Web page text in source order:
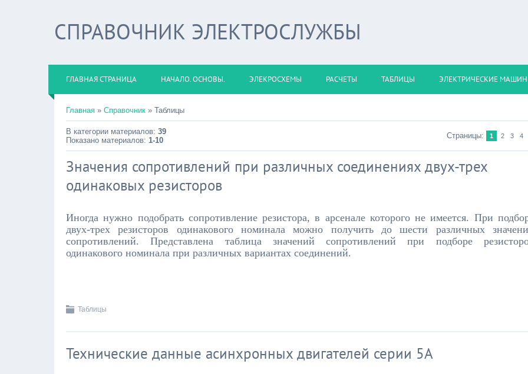
СПРАВОЧНИК ЭЛЕКТРОСЛУЖБЫ
ГЛАВНАЯ СТРАНИЦА НАЧАЛО. ОСНОВЫ. ЭЛЕКРОСХЕМЫ РАСЧЕТЫ ТАБЛИЦЫ ЭЛЕКТРИЧЕСКИЕ
Главная » Справочник » Таблицы
В категории материалов: 39
Показано материалов: 1-10
Страницы: 1 2 3 4
Значения сопротивлений при различных соединениях двух-трех
одинаковых резисторов
Иногда нужно подобрать сопротивление резистора, в арсенале которого не имеется. При
двух-трех резисторов одинакового номинала можно получить до шести различных
сопротивлений. Представлена таблица значений сопротивлений при подборе
одинакового номинала при различных вариантах соединений.
Таблицы
Технические данные асинхронных двигателей серии 5А